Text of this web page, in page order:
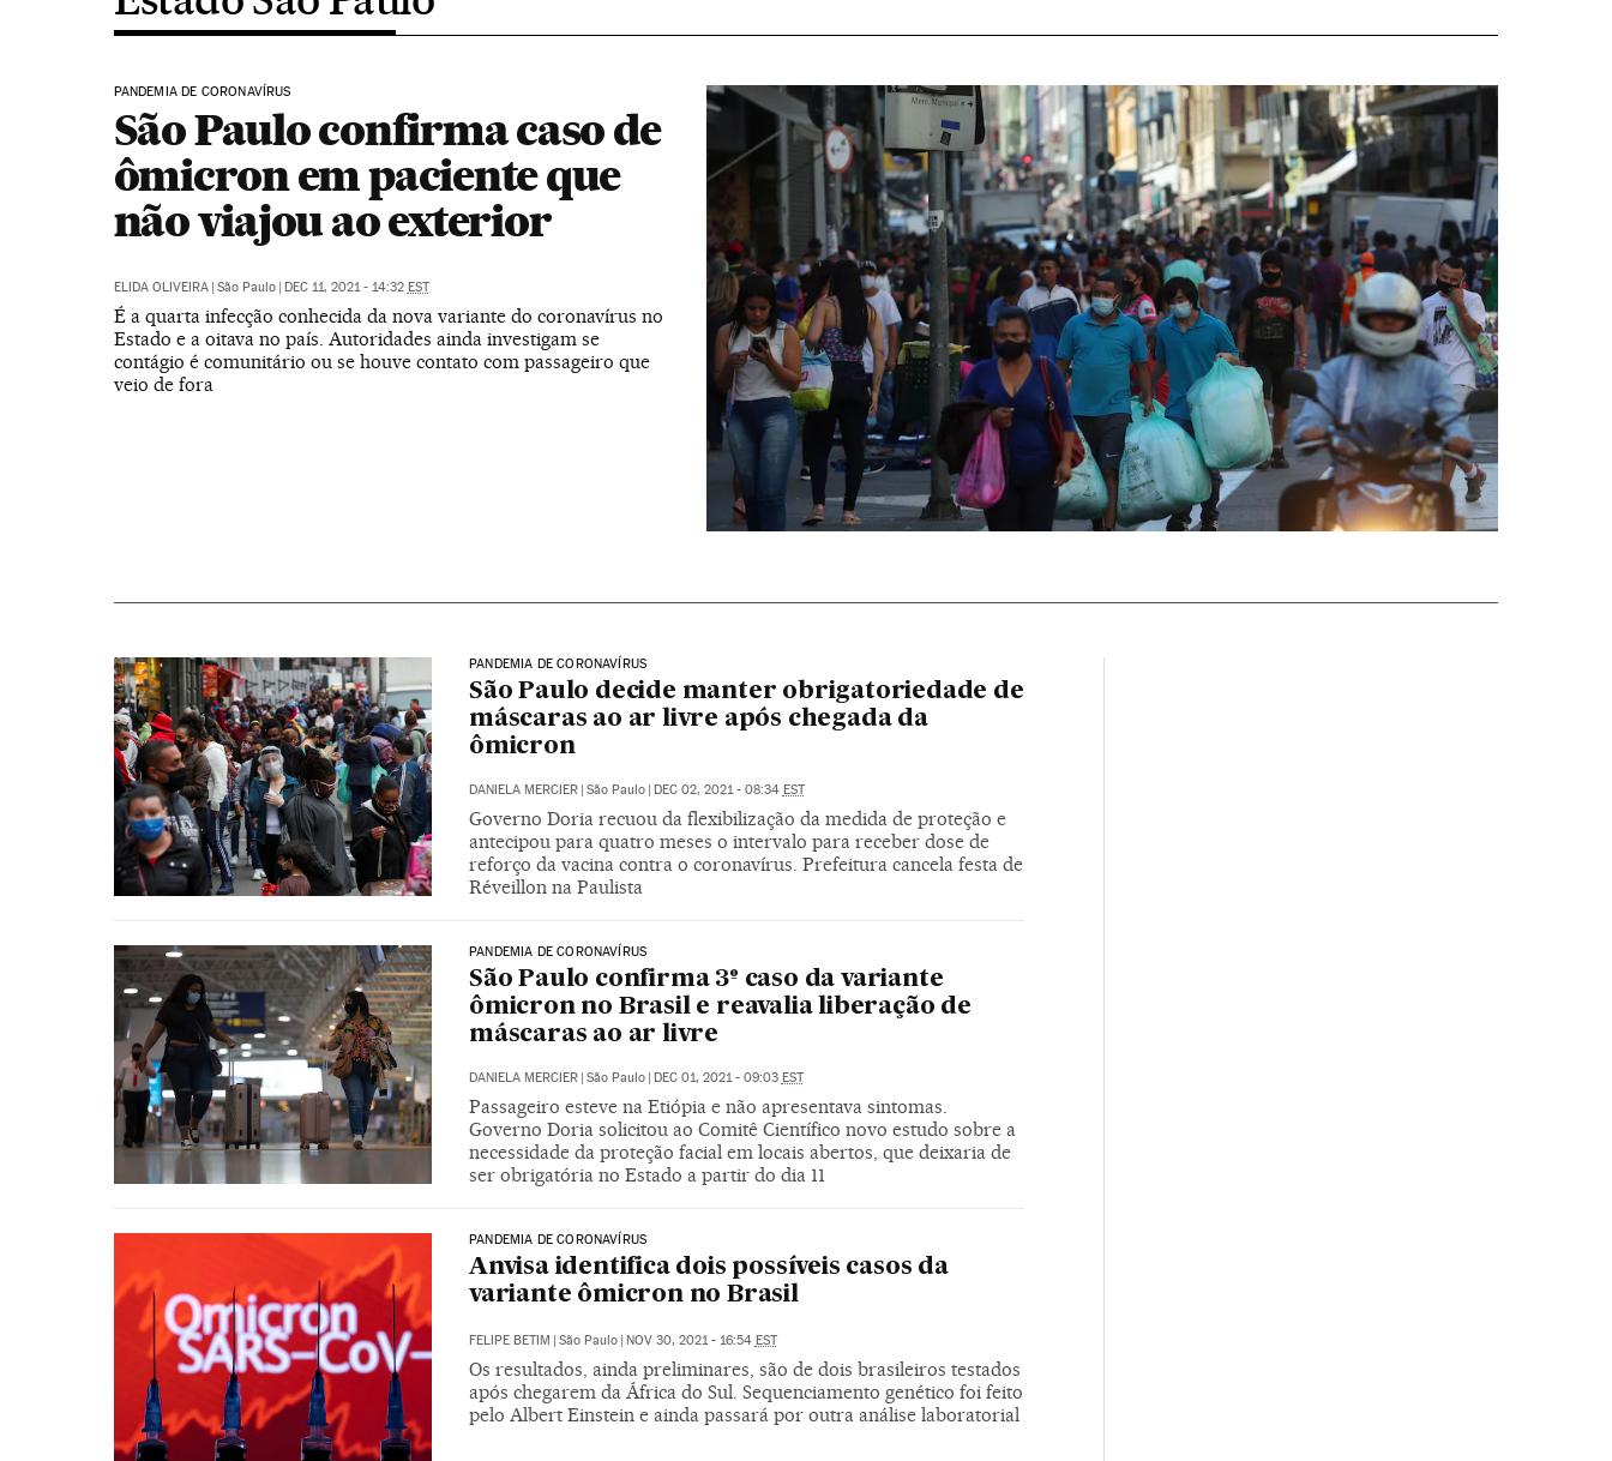
PANDEMIA DE CORONAVÍRUS
São Paulo confirma caso de
ômicron em paciente que
não viajou ao exterior
ELIDA OLIVEIRA | São Paulo | DEC 11, 2021 - 14:32 EST
É a quarta infecção conhecida da nova variante do coronavírus no
Estado e a oitava no país. Autoridades ainda investigam se
contágio é comunitário ou se houve contato com passageiro que
veio de fora
PANDEMIA DE CORONAVÍRUS
São Paulo decide manter obrigatoriedade de
máscaras ao ar livre após chegada da
ômicron
DANIELA MERCIER | São Paulo | DEC 02, 2021 - 08:34 EST
Governo Doria recuou da flexibilização da medida de proteção e
antecipou para quatro meses o intervalo para receber dose de
reforço da vacina contra o coronavírus. Prefeitura cancela festa de
Réveillon na Paulista
PANDEMIA DE CORONAVÍRUS
São Paulo confirma 3º caso da variante
ômicron no Brasil e reavalia liberação de
máscaras ao ar livre
DANIELA MERCIER | São Paulo | DEC 01, 2021 - 09:03 EST
Passageiro esteve na Etiópia e não apresentava sintomas.
Governo Doria solicitou ao Comitê Científico novo estudo sobre a
necessidade da proteção facial em locais abertos, que deixaria de
ser obrigatória no Estado a partir do dia 11
PANDEMIA DE CORONAVÍRUS
Anvisa identifica dois possíveis casos da
variante ômicron no Brasil
FELIPE BETIM | São Paulo | NOV 30, 2021 - 16:54 EST
Os resultados, ainda preliminares, são de dois brasileiros testados
após chegarem da África do Sul. Sequenciamento genético foi feito
pelo Albert Einstein e ainda passará por outra análise laboratorial